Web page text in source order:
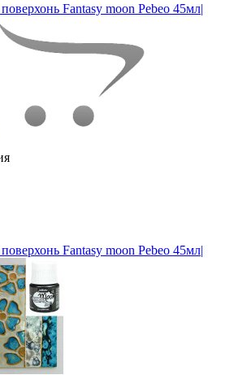
Fantasy moon Pebeo 45мл|
Fantasy moon Pebeo 45мл|